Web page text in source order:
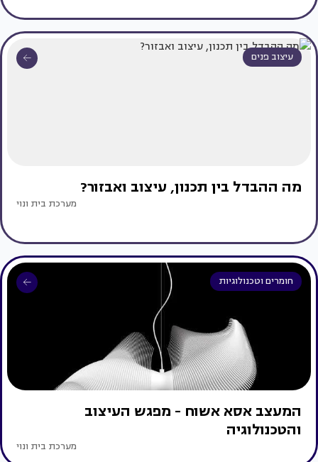
עיצוב פנים
מה ההבדל בין תכנון, עיצוב ואבזור?
מערכת בית ונוי
חומרים וטכנולוגיות
המעצב אסא אשוח - מפגש העיצוב
והטכנולוגיה
מערכת בית ונוי